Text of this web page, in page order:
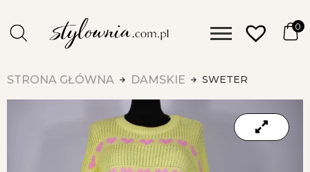
0
STRONA GŁÓWNA DAMSKIE SWETER